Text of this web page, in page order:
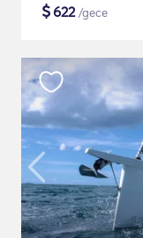
$622/gece